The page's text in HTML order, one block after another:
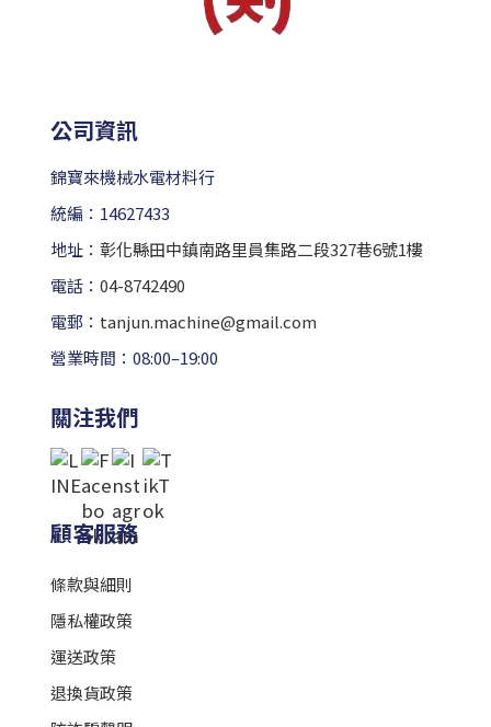
公司資訊
錦寶來機械水電材料行
統編：14627433
地址： 彰化縣田中鎮南路里員集路二段327巷6號1樓
電話： 04-8742490
電郵： tanjun.machine@gmail.com
營業時間：08:00–19:00
關注我們
顧客服務
條款與細則
隱私權政策
運送政策
退換貨政策